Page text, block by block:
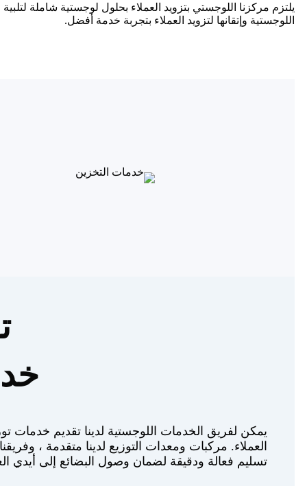
يلتزم مركزنا اللوجستي بتزويد العملاء بحلول لوجستية شاملة
اللوجستية وإتقانها لتزويد العملاء بتجربة خدمة أفضل.
يمكن لفريق الخدمات اللوجستية لدينا تقديم خدمات
العملاء. مركبات ومعدات التوزيع لدينا متقدمة ،
تسليم فعالة ودقيقة لضمان وصول البضائع إلى أيدي